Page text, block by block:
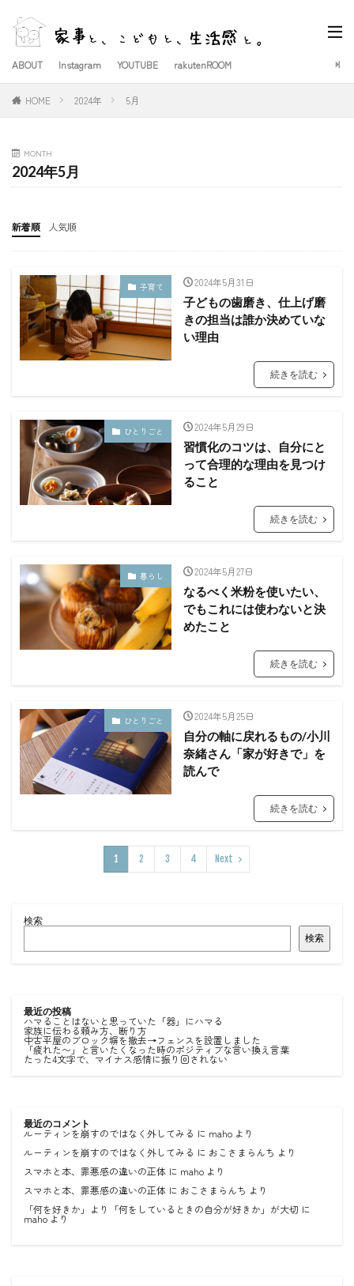
ABOUT Instagram YOUTUBE rakutenROOM
HOME 2024年 5月
MONTH
2024年5月
新着順 人気順
子育て 2024年5月31日
子どもの歯磨き、仕上げ磨
きの担当は誰か決めていな
い理由
続きを読む
ひとりごと 2024年5月29日
習慣化のコツは、自分にと
って合理的な理由を見つけ
ること
続きを読む
暮らし 2024年5月27日
なるべく米粉を使いたい、
でもこれには使わないと決
めたこと
続きを読む
ひとりごと 2024年5月25日
自分の軸に戻れるもの/小川
奈緒さん「家が好きで」を
読んで
続きを読む
1 2 3 4 Next
検索
検索
最近の投稿
ハマることはないと思っていた「器」にハマる
家族に伝わる頼み方、断り方
中古平屋のブロック塀を撤去→フェンスを設置しました
「疲れた〜」と言いたくなった時のポジティブな言い換え言葉
たった4文字で、マイナス感情に振り回されない
最近のコメント
ルーティンを崩すのではなく外してみる に maho より
ルーティンを崩すのではなく外してみる に おこさまらんち より
スマホと本、罪悪感の違いの正体 に maho より
スマホと本、罪悪感の違いの正体 に おこさまらんち より
「何を好きか」より「何をしているときの自分が好きか」が大切 に
mahoより